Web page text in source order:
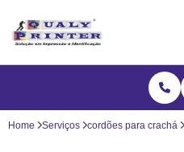
Home Serviços cordões para crachá